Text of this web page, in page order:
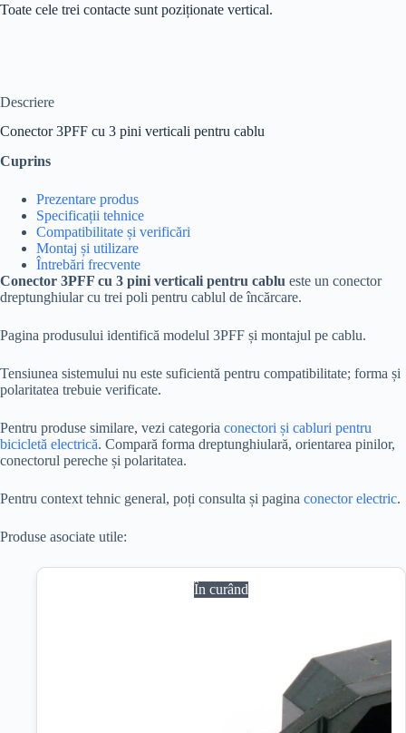
Toate cele trei contacte sunt poziționate vertical.
Descriere
Conector 3PFF cu 3 pini verticali pentru cablu
Cuprins
Prezentare produs
Specificații tehnice
Compatibilitate și verificări
Montaj și utilizare
Întrebări frecvente
Conector 3PFF cu 3 pini verticali pentru cablu este un conector
dreptunghiular cu trei poli pentru cablul de încărcare.
Pagina produsului identifică modelul 3PFF și montajul pe cablu.
Tensiunea sistemului nu este suficientă pentru compatibilitate; forma și
polaritatea trebuie verificate.
Pentru produse similare, vezi categoria conectori și cabluri pentru
bicicletă electrică. Compară forma dreptunghiulară, orientarea pinilor,
conectorul pereche și polaritatea.
Pentru context tehnic general, poți consulta și pagina conector electric.
Produse asociate utile:
În curând